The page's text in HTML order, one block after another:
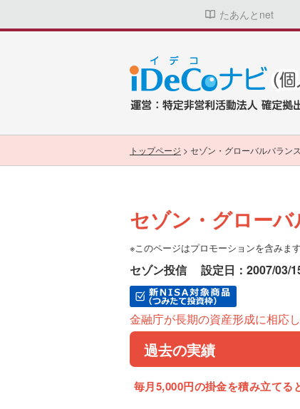
たあんとnet
トップページ > セゾン・グローバルバラン
セゾン・グロー
※このページはプロモーションを含みます
セゾン投信 設定日：2007/03/
金融庁が長期の資産形成に相応
過去の実績
毎月5,000円の掛金を積み立てる